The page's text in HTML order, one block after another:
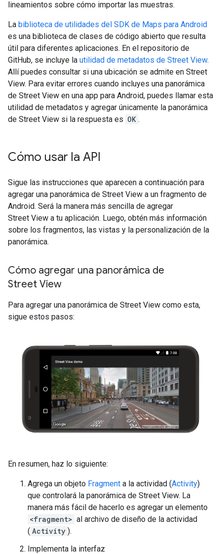
lineamientos sobre cómo importar las muestras.
La biblioteca de utilidades del SDK de Maps para Android
es una biblioteca de clases de código abierto que resulta
útil para diferentes aplicaciones. En el repositorio de
GitHub, se incluye la utilidad de metadatos de Street View.
Allí puedes consultar si una ubicación se admite en Street
View. Para evitar errores cuando incluyes una panorámica
de Street View en una app para Android, puedes llamar esta
utilidad de metadatos y agregar únicamente la panorámica
de Street View si la respuesta es OK .
Cómo usar la API
Sigue las instrucciones que aparecen a continuación para
agregar una panorámica de Street View a un fragmento de
Android. Será la manera más sencilla de agregar
Street View a tu aplicación. Luego, obtén más información
sobre los fragmentos, las vistas y la personalización de la
panorámica.
Cómo agregar una panorámica de
Street View
Para agregar una panorámica de Street View como esta,
sigue estos pasos:
En resumen, haz lo siguiente:
Agrega un objeto Fragment a la actividad (Activity)
que controlará la panorámica de Street View. La
manera más fácil de hacerlo es agregar un elemento
<fragment> al archivo de diseño de la actividad
( Activity ).
Implementa la interfaz